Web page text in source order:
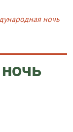
ночь